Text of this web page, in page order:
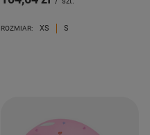
ROZMIAR: XS S